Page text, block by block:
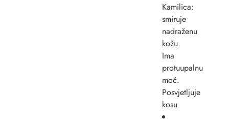
Kamilica:
smiruje
nadraženu
kožu.
Ima
protuupalnu
moć.
Posvjetljuje
kosu